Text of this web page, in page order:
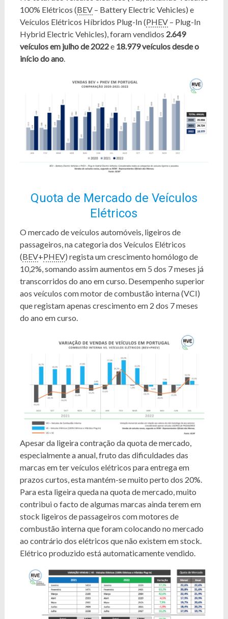
100% Elétricos (BEV– Battery Electric Vehicles) e
Veículos Elétricos Híbridos Plug-In (PHEV– Plug-In
Hybrid Electric Vehicles), foram vendidos 2.649
veículos em julho de 2022e 18.979 veículos desde o
início do ano.
Quota de Mercado de Veículos
Elétricos
O mercado de veículos automóveis, ligeiros de
passageiros, na categoria dos Veículos Elétricos
(BEV+PHEV) regista um crescimento homólogo de
10,2%, somando assim aumentos em 5 dos 7 meses já
transcorridos do ano em curso. Desempenho superior
aos veículos com motor de combustão interna (VCI)
que registam apenas crescimento em 2 dos 7 meses
do ano em curso.
Apesar da ligeira contração da quota de mercado,
especialmente a anual, fruto das dificuldades das
marcas em ter veículos elétricos para entrega em
prazos curtos, esta mantém-se muito perto dos 20%.
Para esta ligeira queda na quota de mercado, muito
contribui o facto de algumas marcas ainda terem em
stock ligeiros de passageiros com motores de
combustão interna que foram colocando no mercado
ao contrário dos elétricos que não existem em stock.
Elétrico produzido está automaticamente vendido.